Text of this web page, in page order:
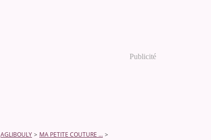
Publicité
AGLIBOULY > MA PETITE COUTURE ... >